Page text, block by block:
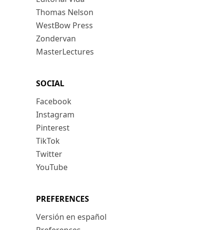
Thomas Nelson
WestBow Press
Zondervan
MasterLectures
SOCIAL
Facebook
Instagram
Pinterest
TikTok
Twitter
YouTube
PREFERENCES
Versión en español